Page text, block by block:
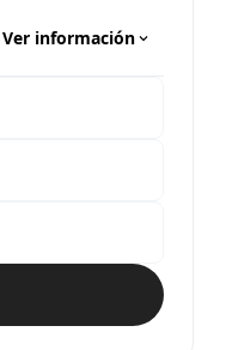
Ver información